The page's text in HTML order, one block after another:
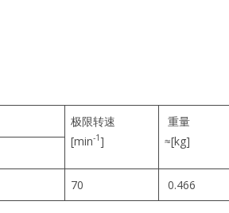
极限转速
[min-1]
重量
≈[kg]
70 0.466